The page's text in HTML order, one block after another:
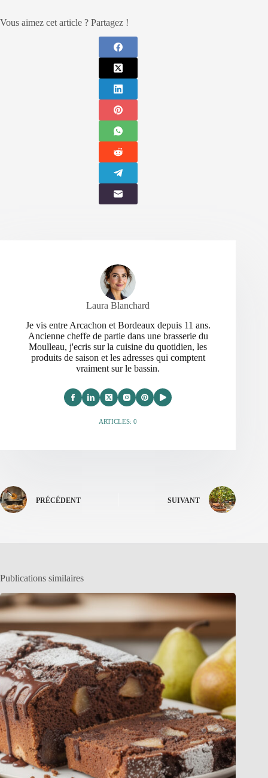
Vous aimez cet article ? Partagez !
Laura Blanchard
Je vis entre Arcachon et Bordeaux depuis 11 ans.
Ancienne cheffe de partie dans une brasserie du
Moulleau, j'ecris sur la cuisine du quotidien, les
produits de saison et les adresses qui comptent
vraiment sur le bassin.
ARTICLES: 0
PRÉCÉDENT SUIVANT
Publications similaires